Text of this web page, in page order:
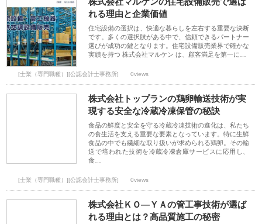
れる理由と企業価値
住宅設備の選択は、快適な暮らしを左右する重要な決断
です。多くの選択肢がある中で、信頼できるパートナー
選びが成功の鍵となります。住宅設備販売業界で確かな
実績を持つ 株式会社マルケン は、顧客満足を第一に…
[士業（専門職種）][公認会計士事務所] 0views
株式会社トップランの鶏卵輸送技術が実
現する安全な冷蔵冷凍保管の秘訣
食品の鮮度と安全を守る冷蔵冷凍技術の進化は、私たち
の食生活を支える重要な要素となっています。特に生鮮
食品の中でも繊細な取り扱いが求められる鶏卵。その輸
送で培われた技術を冷蔵冷凍倉庫サービスに応用し、
食…
[士業（専門職種）][公認会計士事務所] 0views
株式会社ＫＯ―ＹＡの管工事技術が選ば
れる理由とは？高品質施工の秘密